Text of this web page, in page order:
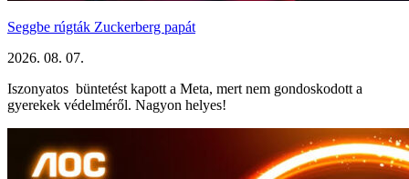
Seggbe rúgták Zuckerberg papát
2026. 08. 07.
Iszonyatos büntetést kapott a Meta, mert nem gondoskodott a
gyerekek védelméről. Nagyon helyes!